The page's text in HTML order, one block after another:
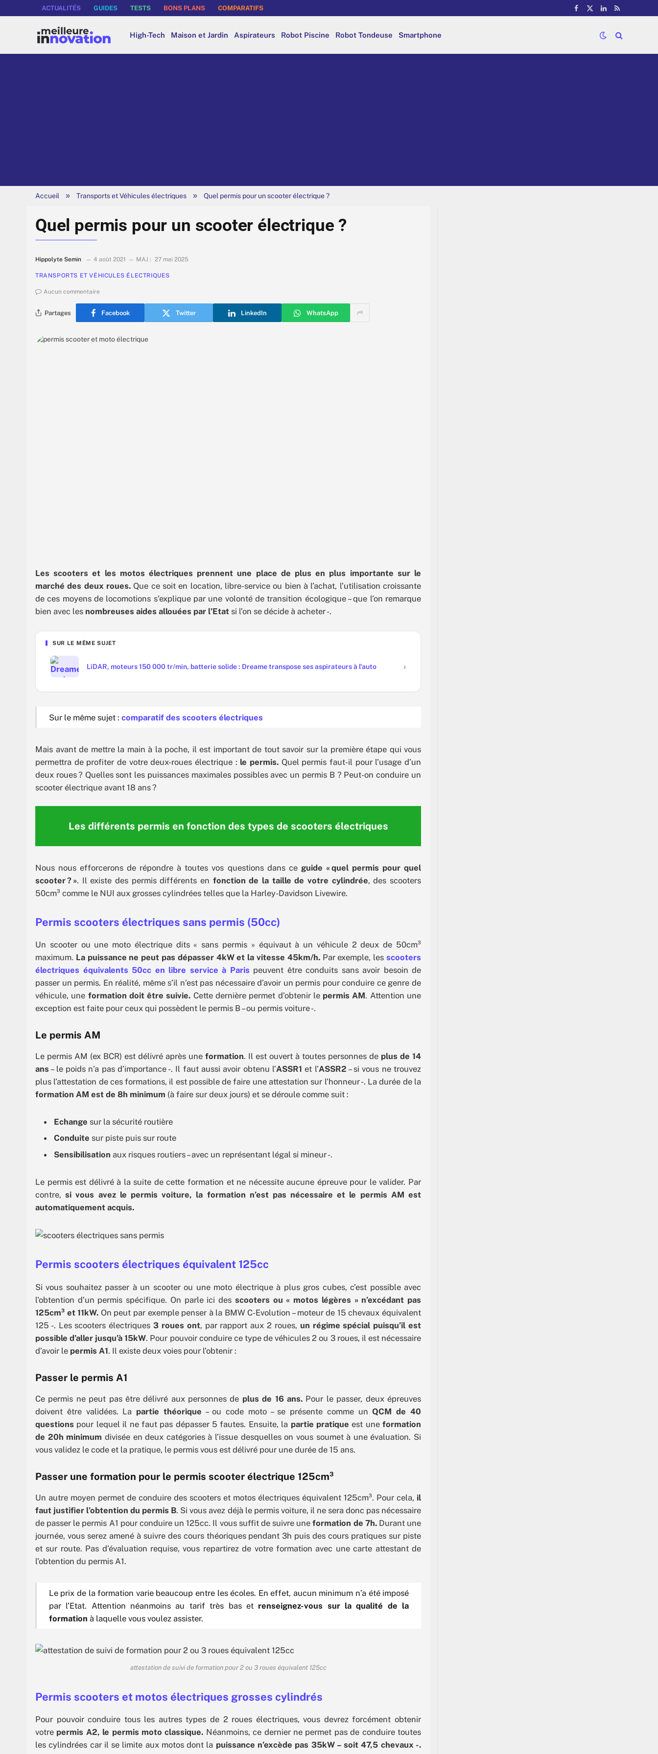
ACTUALITÉS GUIDES TESTS BONS PLANS COMPARATIFS
Facebook
X
LinkedIn
RSS
High-Tech Maison et Jardin Aspirateurs Robot Piscine Robot Tondeuse Smartphone
Accueil » Transports et Véhicules électriques » Quel permis pour un scooter électrique ?
Quel permis pour un scooter électrique ?
Hippolyte Semin 4 août 2021 MAJ : 27 mai 2025
TRANSPORTS ET VÉHICULES ÉLECTRIQUES
Aucun commentaire
Partages Facebook Twitter LinkedIn WhatsApp
Les scooters et les motos électriques prennent une place de plus en plus importante sur le
marché des deux roues. Que ce soit en location, libre-service ou bien à l’achat, l’utilisation croissante
de ces moyens de locomotions s’explique par une volonté de transition écologique – que l’on remarque
bien avec les nombreuses aides allouées par l’Etat si l’on se décide à acheter -.
SUR LE MÊME SUJET
LiDAR, moteurs 150 000 tr/min, batterie solide : Dreame transpose ses aspirateurs à l'auto
Sur le même sujet : comparatif des scooters électriques
Mais avant de mettre la main à la poche, il est important de tout savoir sur la première étape qui vous
permettra de profiter de votre deux-roues électrique : le permis. Quel permis faut-il pour l’usage d’un
deux roues ? Quelles sont les puissances maximales possibles avec un permis B ? Peut-on conduire un
scooter électrique avant 18 ans ?
Les différents permis en fonction des types de scooters électriques
Nous nous efforcerons de répondre à toutes vos questions dans ce guide « quel permis pour quel
scooter ? ». Il existe des permis différents en fonction de la taille de votre cylindrée, des scooters
50cm³ comme le NUI aux grosses cylindrées telles que la Harley-Davidson Livewire.
Permis scooters électriques sans permis (50cc)
Un scooter ou une moto électrique dits « sans permis » équivaut à un véhicule 2 deux de 50cm³
maximum. La puissance ne peut pas dépasser 4kW et la vitesse 45km/h.Par exemple, les scooters
électriques équivalents 50cc en libre service à Paris peuvent être conduits sans avoir besoin de
passer un permis. En réalité, même s’il n’est pas nécessaire d’avoir un permis pour conduire ce genre de
véhicule, une formation doit être suivie. Cette dernière permet d’obtenir le permis AM. Attention une
exception est faite pour ceux qui possèdent le permis B – ou permis voiture -.
Le permis AM
Le permis AM (ex BCR) est délivré après une formation. Il est ouvert à toutes personnes de plus de 14
ans – le poids n’a pas d’importance -. Il faut aussi avoir obtenu l’ASSR1 et l’ASSR2 – si vous ne trouvez
plus l’attestation de ces formations, il est possible de faire une attestation sur l’honneur -. La durée de la
formation AM est de 8h minimum (à faire sur deux jours) et se déroule comme suit :
Echange sur la sécurité routière
Conduite sur piste puis sur route
Sensibilisation aux risques routiers – avec un représentant légal si mineur -.
Le permis est délivré à la suite de cette formation et ne nécessite aucune épreuve pour le valider. Par
contre, si vous avez le permis voiture, la formation n’est pas nécessaire et le permis AM est
automatiquement acquis.
Permis scooters électriques équivalent 125cc
Si vous souhaitez passer à un scooter ou une moto électrique à plus gros cubes, c’est possible avec
l’obtention d’un permis spécifique. On parle ici des scooters ou « motos légères » n’excédant pas
125cm³ et 11kW. On peut par exemple penser à la BMW C-Evolution – moteur de 15 chevaux équivalent
125 -. Les scooters électriques3 roues ont, par rapport aux 2 roues, un régime spécial puisqu’il est
possible d’aller jusqu’à 15kW. Pour pouvoir conduire ce type de véhicules 2 ou 3 roues, il est nécessaire
d’avoir le permis A1. Il existe deux voies pour l’obtenir :
Passer le permis A1
Ce permis ne peut pas être délivré aux personnes de plus de 16 ans. Pour le passer, deux épreuves
doivent être validées. La partie théorique – ou code moto – se présente comme unQCM de 40
questions pour lequel il ne faut pas dépasser 5 fautes. Ensuite, la partie pratique est une formation
de 20h minimum divisée en deux catégories à l’issue desquelles on vous soumet à une évaluation. Si
vous validez le code et la pratique, le permis vous est délivré pour une durée de 15 ans.
Passer une formation pour le permis scooter électrique 125cm³
Un autre moyen permet de conduire des scooters et motos électriques équivalent 125cm³. Pour cela, il
faut justifier l’obtention du permis B. Si vous avez déjà le permis voiture, il ne sera donc pas nécessaire
de passer le permis A1 pour conduire un 125cc. Il vous suffit de suivre une formation de 7h.Durant une
journée, vous serez amené à suivre des cours théoriques pendant 3h puis des cours pratiques sur piste
et sur route. Pas d’évaluation requise, vous repartirez de votre formation avec une carte attestant de
l’obtention du permis A1.
Le prix de la formation varie beaucoup entre les écoles. En effet, aucun minimum n’a été imposé
par l’Etat. Attention néanmoins au tarif très bas etrenseignez-vous sur la qualité de la
formation à laquelle vous voulez assister.
attestation de suivi de formation pour 2 ou 3 roues équivalent 125cc
Permis scooters et motos électriques grosses cylindrés
Pour pouvoir conduire tous les autres types de 2 roues électriques, vous devrez forcément obtenir
votre permis A2, le permis moto classique. Néanmoins, ce dernier ne permet pas de conduire toutes
les cylindrées car il se limite aux motos dont la puissance n’excède pas 35kW – soit 47,5 chevaux -.